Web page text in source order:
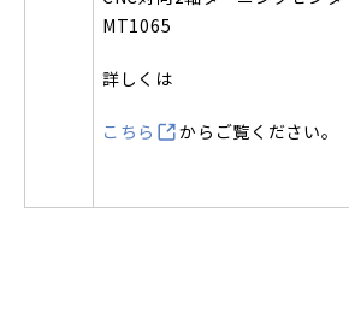
MT1065
詳しくは
こちら からご覧ください。